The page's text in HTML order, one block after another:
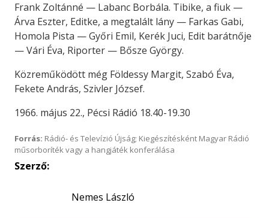
Frank Zoltánné — Labanc Borbála. Tibike, a fiuk —
Árva Eszter, Editke, a megtalált lány — Farkas Gabi,
Homola Pista — Győri Emil, Kerék Juci, Edit barátnője
— Vári Éva, Riporter — Bősze György.
Közreműködött még Földessy Margit, Szabó Éva,
Fekete András, Szivler József.
1966. május 22., Pécsi Rádió 18.40-19.30
Forrás: Rádió- és Televízió Újság; Kiegészítésként Magyar Rádió
műsorboríték vagy a hangjáték konferálása
Szerző:
Nemes László